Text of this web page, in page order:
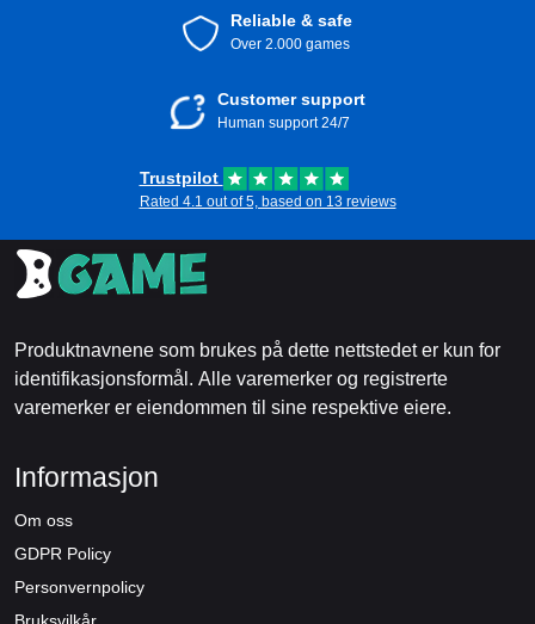
Reliable & safe
Over 2.000 games
Customer support
Human support 24/7
Trustpilot
Rated 4.1 out of 5, based on 13 reviews
Produktnavnene som brukes på dette nettstedet er kun for
identifikasjonsformål. Alle varemerker og registrerte
varemerker er eiendommen til sine respektive eiere.
Informasjon
Om oss
GDPR Policy
Personvernpolicy